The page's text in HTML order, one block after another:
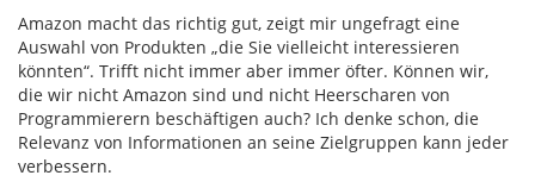
Amazon macht das richtig gut, zeigt mir ungefragt eine
Auswahl von Produkten „die Sie vielleicht interessieren
könnten“. Trifft nicht immer aber immer öfter. Können wir,
die wir nicht Amazon sind und nicht Heerscharen von
Programmierern beschäftigen auch? Ich denke schon, die
Relevanz von Informationen an seine Zielgruppen kann jeder
verbessern.